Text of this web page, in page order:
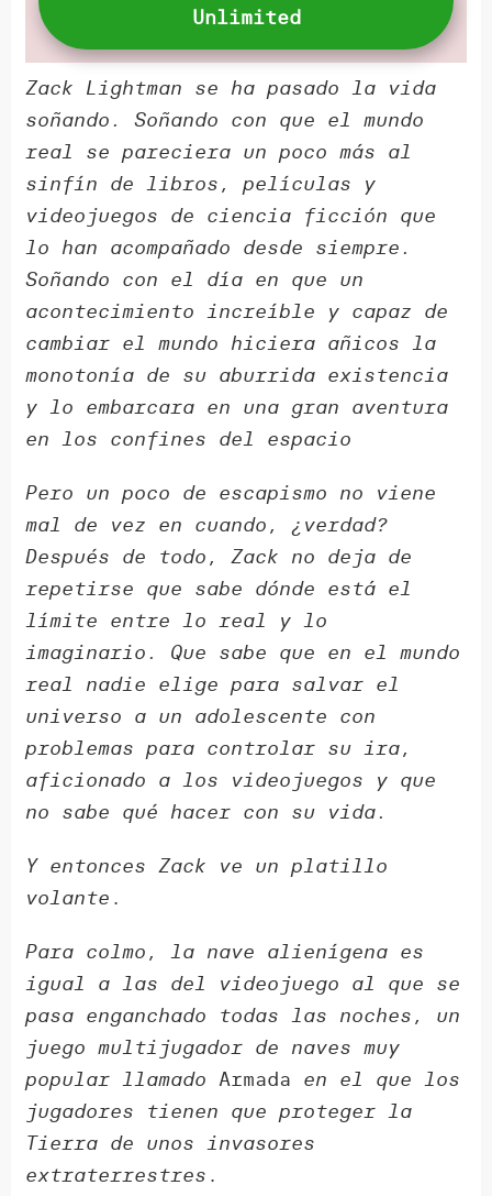
Unlimited
Zack Lightman se ha pasado la vida
soñando. Soñando con que el mundo
real se pareciera un poco más al
sinfín de libros, películas y
videojuegos de ciencia ficción que
lo han acompañado desde siempre.
Soñando con el día en que un
acontecimiento increíble y capaz de
cambiar el mundo hiciera añicos la
monotonía de su aburrida existencia
y lo embarcara en una gran aventura
en los confines del espacio
Pero un poco de escapismo no viene
mal de vez en cuando, ¿verdad?
Después de todo, Zack no deja de
repetirse que sabe dónde está el
límite entre lo real y lo
imaginario. Que sabe que en el mundo
real nadie elige para salvar el
universo a un adolescente con
problemas para controlar su ira,
aficionado a los videojuegos y que
no sabe qué hacer con su vida.
Y entonces Zack ve un platillo
volante .
Para colmo, la nave alienígena es
igual a las del videojuego al que se
pasa enganchado todas las noches, un
juego multijugador de naves muy
popular llamado Armada en el que los
jugadores tienen que proteger la
Tierra de unos invasores
extraterrestres .